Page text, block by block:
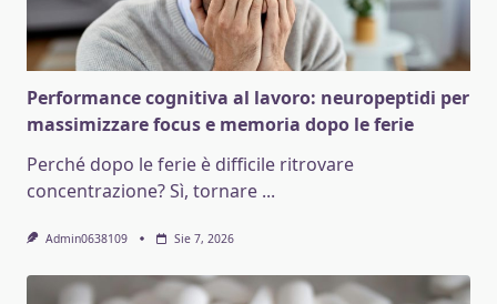
Performance cognitiva al lavoro: neuropeptidi per
massimizzare focus e memoria dopo le ferie
Perché dopo le ferie è difficile ritrovare
concentrazione? Sì, tornare ...
Admin0638109 Sie 7, 2026